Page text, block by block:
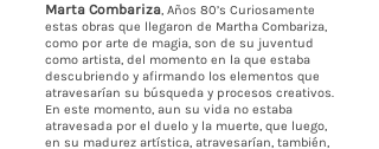
Marta Combariza, Años 80’s Curiosamente
estas obras que llegaron de Martha Combariza,
como por arte de magia, son de su juventud
como artista, del momento en la que estaba
descubriendo y afirmando los elementos que
atravesarían su búsqueda y procesos creativos.
En este momento, aun su vida no estaba
atravesada por el duelo y la muerte, que luego,
en su madurez artística, atravesarían, también,